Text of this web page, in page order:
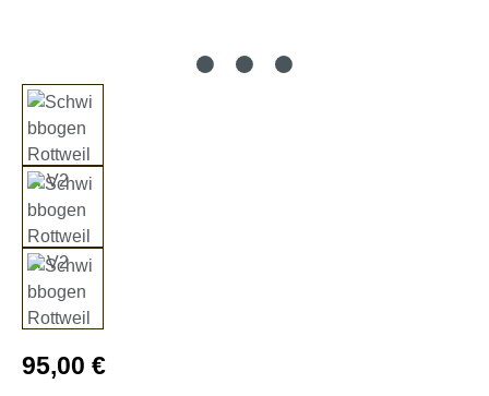
Regulärer Preis:
95,00 €